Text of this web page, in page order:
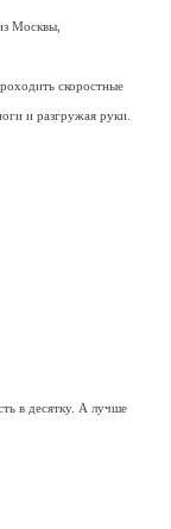
Москвы,
скоростные
и разгружая руки.
в десятку. А лучше